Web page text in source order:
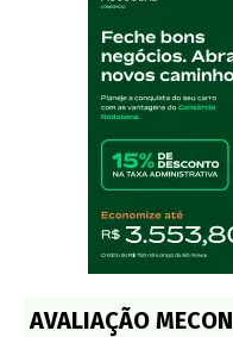
AVALIAÇÃO MECON